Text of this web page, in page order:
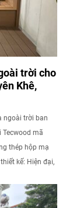
trời cho
Khê,
ngoài trời ban
mã
thép hộp mạ
kế: Hiện đại,